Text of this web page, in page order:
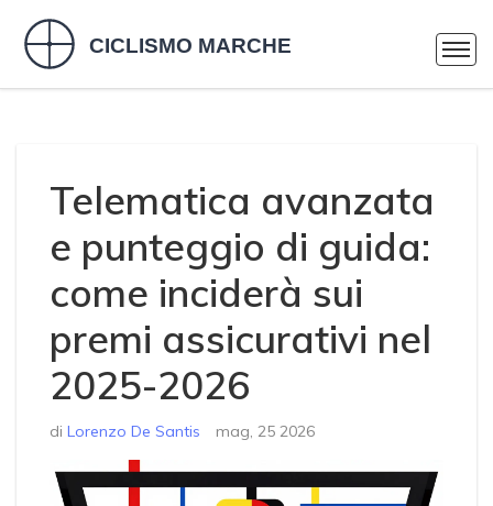
Telematica avanzata
e punteggio di guida:
come inciderà sui
premi assicurativi nel
2025-2026
di Lorenzo De Santis mag, 25 2026